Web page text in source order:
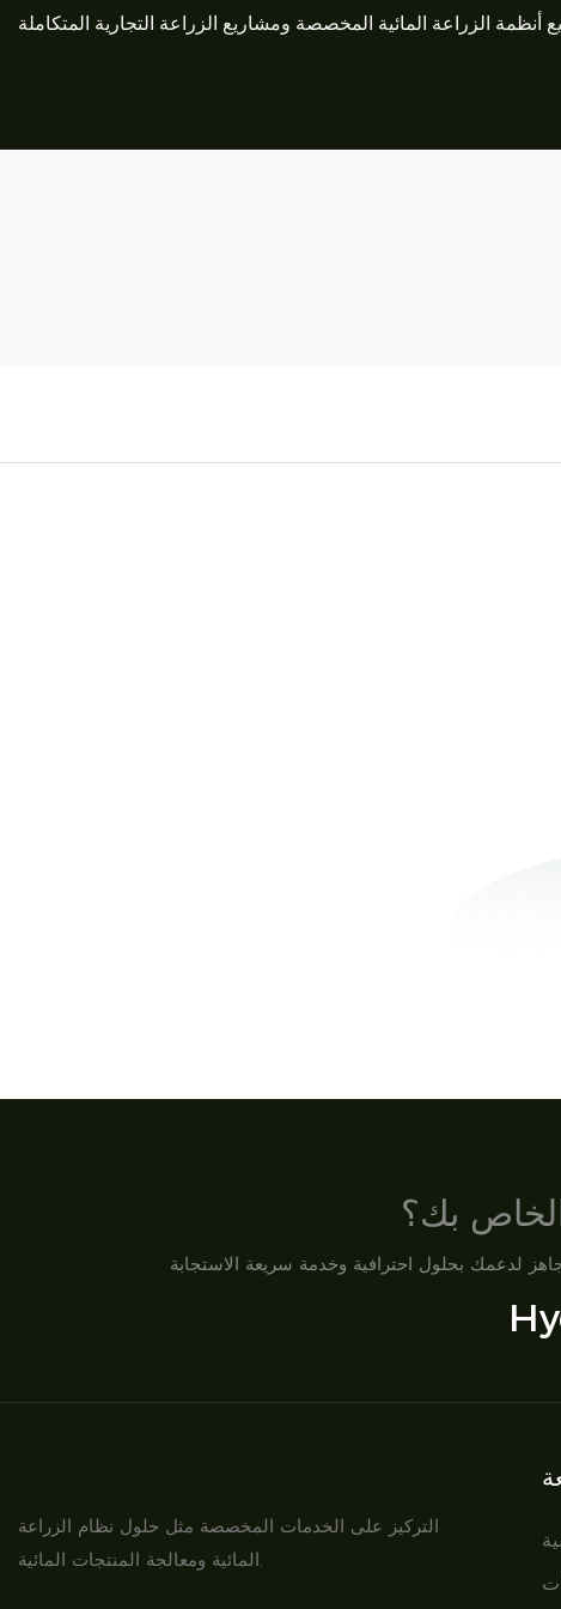
أنظمة الزراعة المائية المخصصة ومشاريع الزراعة التجارية المتكاملة
بك؟
التركيز على الخدمات المخصصة مثل حلول نظام الزراعة
المائية ومعالجة المنتجات المائية.